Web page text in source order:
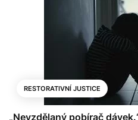
RESTORATIVNÍ JUSTICE
„Nevzdělaný pobírač